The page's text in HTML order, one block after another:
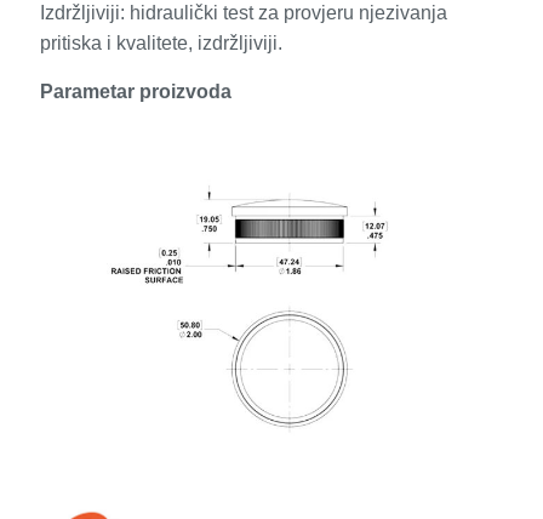
Izdržljiviji: hidraulički test za provjeru njezivanja
pritiska i kvalitete, izdržljiviji.
Parametar proizvoda